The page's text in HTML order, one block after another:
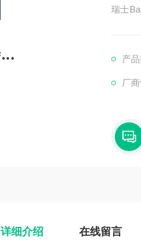
瑞士
产
厂
详细介绍 在线留言